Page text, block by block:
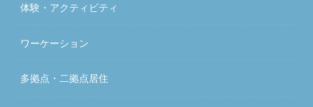
体験・アクティビティ
ワーケーション
多拠点・二拠点居住